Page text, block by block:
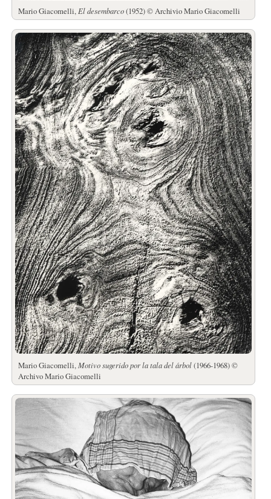
Mario Giacomelli, El desembarco(1952) © Archivio Mario Giacomelli
Mario Giacomelli, Motivo sugerido por la tala del árbol(1966-1968) ©
Archivo Mario Giacomelli